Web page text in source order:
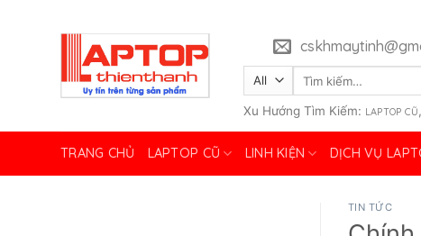
Tìm
Xu Hướng Tìm Kiếm: LAPTOP CŨ,
TRANG CHỦ LAPTOP CŨ LINH KIỆN DỊCH VỤ
TIN TỨC